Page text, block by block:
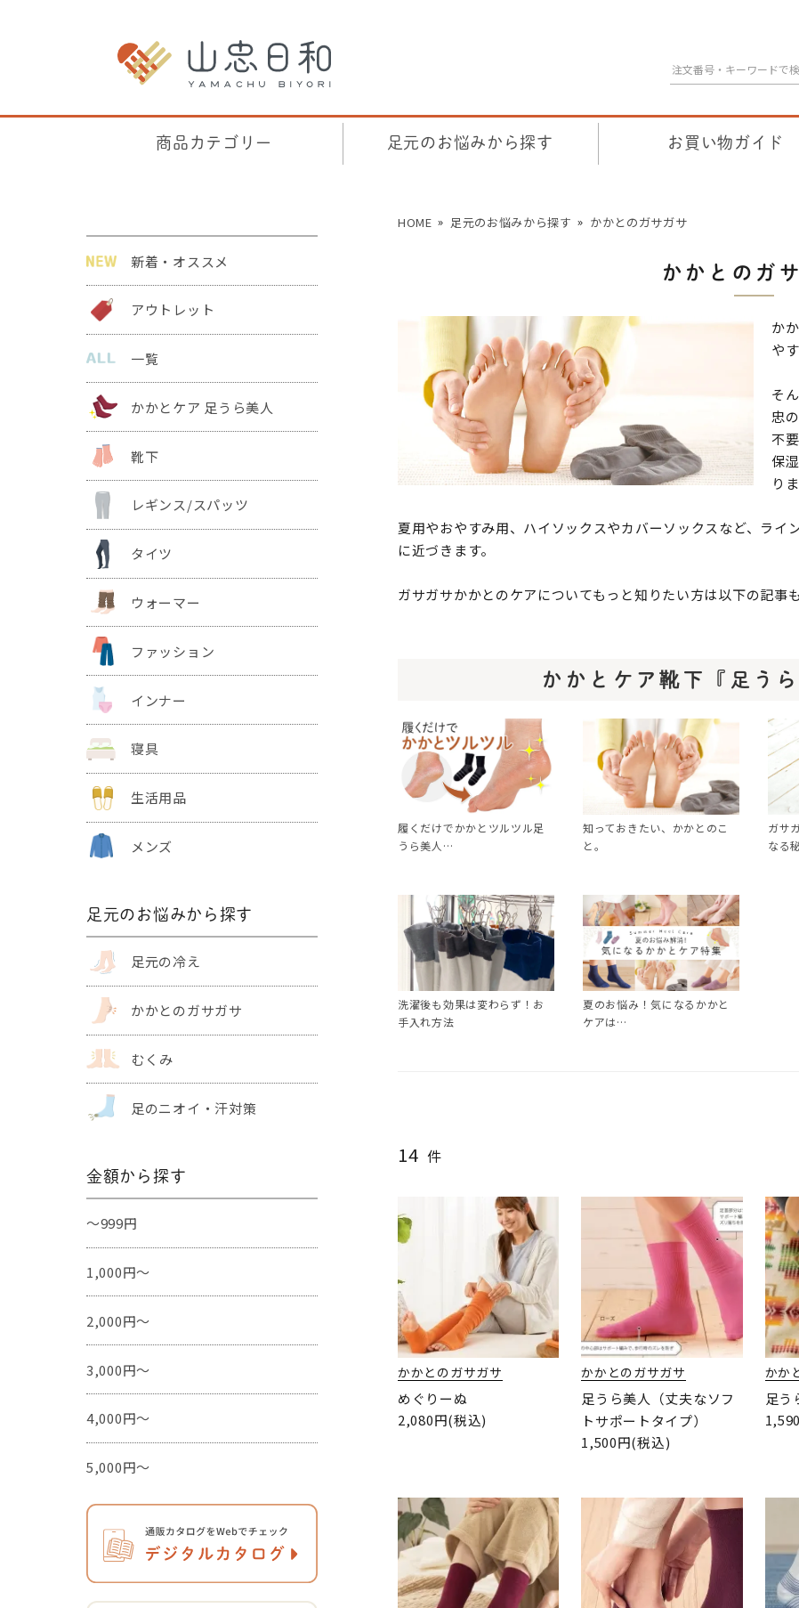
商品カテゴリー 足元のお悩みから探す お買い物ガイド
新着・オススメ
アウトレット
一覧
かかとケア 足うら美人
靴下
レギンス/スパッツ
タイツ
ウォーマー
ファッション
インナー
寝具
生活用品
メンズ
足元のお悩みから探す
足元の冷え
かかとのガサガサ
むくみ
足のニオイ・ 汗対策
金額から探す
～999円
1,000円～
2,000円～
3,000円～
4,000円～
5,000円～
HOME 足元のお悩みから探す かかとのガサガサ
かかとのガ
か
や
そ
忠
不
保
り
夏用やおやすみ用、ハイソックスやカバーソックスなど、ライ
に近づきます。
ガサガサかかとのケアについてもっと知りたい方は以下の記事
かかとケア靴下『足う
履くだけでかかとツルツル足
うら美人…
知っておきたい、かかとのこ
と。
ガサ
なる
洗濯後も効果は変わらず！お
手入れ方法
夏のお悩み！気になるかかと
ケアは…
14 件
かかとのガサガサ
めぐりーぬ
2,080円(税込)
かかとのガサガサ
足うら美人（丈夫なソフ
トサポートタイプ）
1,500円(税込)
かか
足う